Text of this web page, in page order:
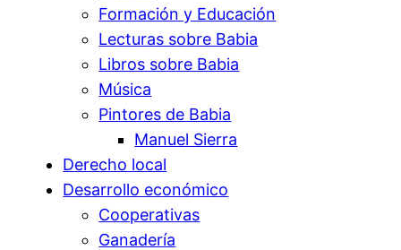
Formación y Educación
Lecturas sobre Babia
Libros sobre Babia
Música
Pintores de Babia
Manuel Sierra
Derecho local
Desarrollo económico
Cooperativas
Ganadería